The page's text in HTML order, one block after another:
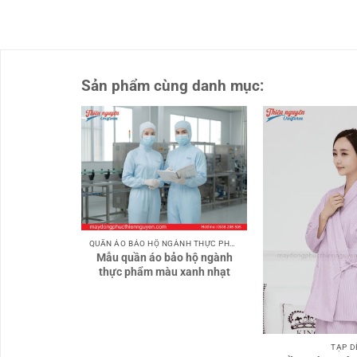
Sản phẩm cùng danh mục:
QUẦN ÁO BẢO HỘ NGÀNH THỰC PHẨM
Mẫu quần áo bảo hộ ngành
thực phẩm màu xanh nhạt
TẠP